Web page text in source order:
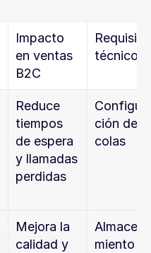
Impacto
en ventas
B2C
Requisito
técnico
Reduce
tiempos
de espera
y llamadas
perdidas
ción de
colas
Mejora la
calidad y
Almacena
miento